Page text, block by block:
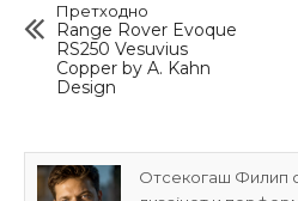
Претходно
Range Rover Evoque
RS250 Vesuvius
Copper by A. Kahn
Design
Отсекогаш Филип